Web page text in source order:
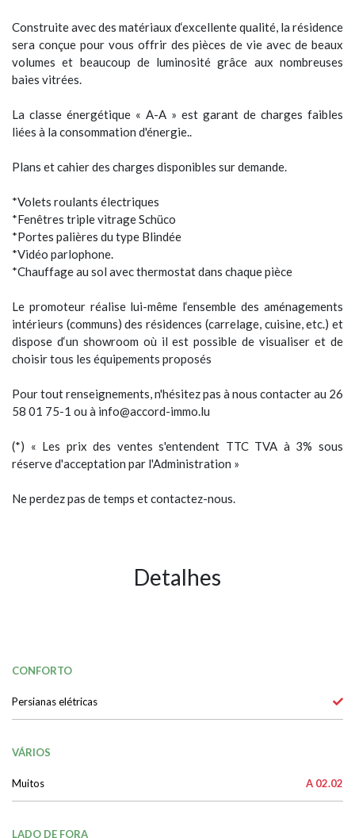
Construite avec des matériaux d‘excellente qualité, la résidence
sera conçue pour vous offrir des pièces de vie avec de beaux
volumes et beaucoup de luminosité grâce aux nombreuses
baies vitrées.
La classe énergétique « A-A » est garant de charges faibles
liées à la consommation d'énergie..
Plans et cahier des charges disponibles sur demande.
*Volets roulants électriques
*Fenêtres triple vitrage Schüco
*Portes palières du type Blindée
*Vidéo parlophone.
*Chauffage au sol avec thermostat dans chaque pièce
Le promoteur réalise lui-même l‘ensemble des aménagements
intérieurs (communs) des résidences (carrelage, cuisine, etc.) et
dispose d‘un showroom où il est possible de visualiser et de
choisir tous les équipements proposés
Pour tout renseignements, n'hésitez pas à nous contacter au 26
58 01 75-1 ou à info@accord-immo.lu
(*) « Les prix des ventes s'entendent TTC TVA à 3% sous
réserve d'acceptation par l'Administration »
Ne perdez pas de temps et contactez-nous.
Detalhes
CONFORTO
Persianas elétricas
VÁRIOS
Muitos A 02.02
LADO DE FORA